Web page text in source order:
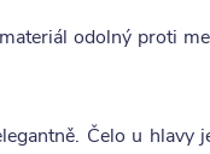
odolný proti
Čelo u